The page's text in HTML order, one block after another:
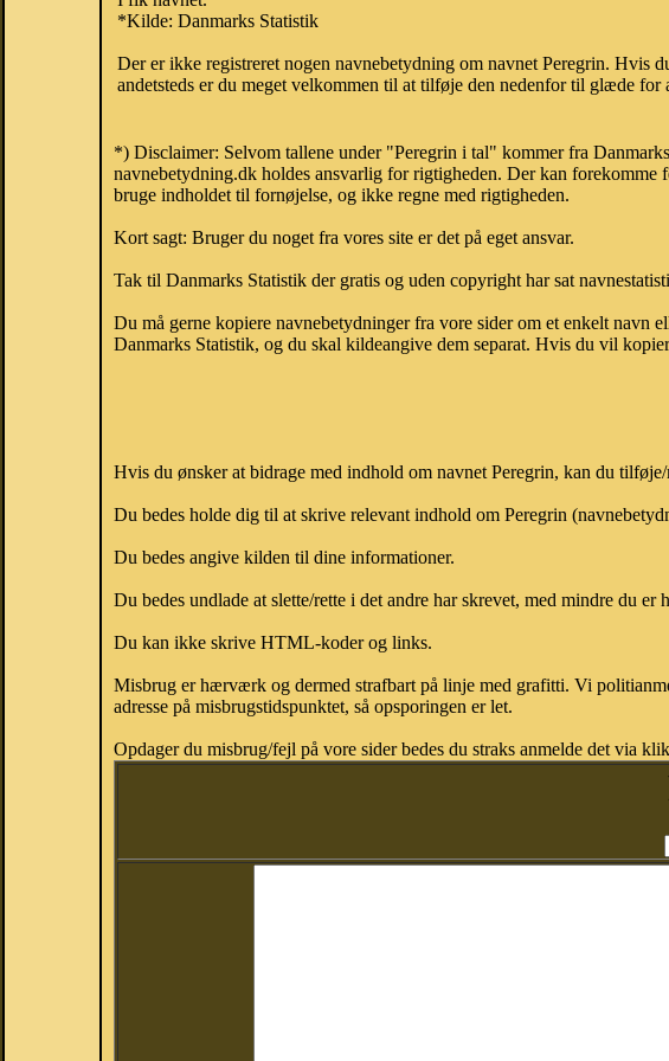
*Kilde: Danmarks Statistik
Der er ikke registreret nogen navnebetydning om navnet Peregrin. Hvis
andetsteds er du meget velkommen til at tilføje den nedenfor til glæde for
*) Disclaimer: Selvom tallene under "Peregrin i tal" kommer fra
navnebetydning.dk holdes ansvarlig for rigtigheden. Der kan
bruge indholdet til fornøjelse, og ikke regne med rigtigheden.
Kort sagt: Bruger du noget fra vores site er det på eget ansvar.
Tak til Danmarks Statistik der gratis og uden copyright har sat
Du må gerne kopiere navnebetydninger fra vore sider om et enkelt navn
Danmarks Statistik, og du skal kildeangive dem separat. Hvis du vil
Hvis du ønsker at bidrage med indhold om navnet Peregrin, kan du
Du bedes holde dig til at skrive relevant indhold om Peregrin
Du bedes angive kilden til dine informationer.
Du bedes undlade at slette/rette i det andre har skrevet, med mindre du er
Du kan ikke skrive HTML-koder og links.
Misbrug er hærværk og dermed strafbart på linje med grafitti. Vi
adresse på misbrugstidspunktet, så opsporingen er let.
Opdager du misbrug/fejl på vore sider bedes du straks anmelde det via